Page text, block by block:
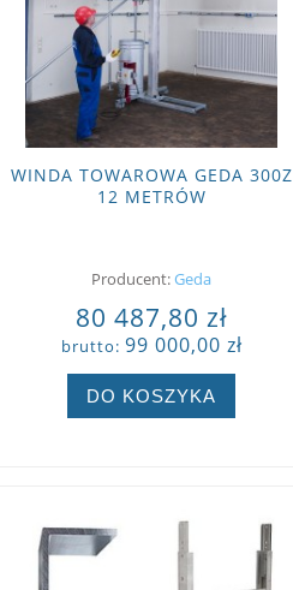
WINDA TOWAROWA GEDA 300Z
12 METRÓW
Producent:Geda
80 487,80 zł
brutto: 99 000,00 zł
DO KOSZYKA